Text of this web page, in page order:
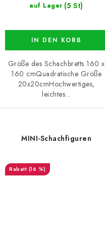
auf Lager (5 St)
IN DEN KORB
Größe des Schachbretts 160 x
160 cmQuadratische Größe
20x20cmHochwertiges,
leichtes...
MINI-Schachfiguren
(16 %)